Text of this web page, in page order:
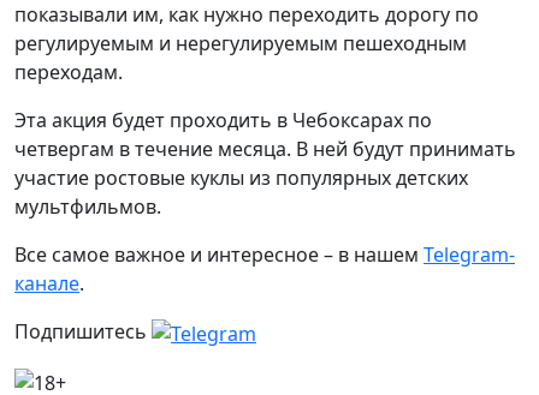
показывали им, как нужно переходить дорогу по
регулируемым и нерегулируемым пешеходным
переходам.
Эта акция будет проходить в Чебоксарах по
четвергам в течение месяца. В ней будут принимать
участие ростовые куклы из популярных детских
мультфильмов.
Все самое важное и интересное – в нашем Telegram-
канале.
Подпишитесь